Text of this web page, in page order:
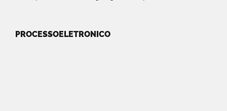
PROCESSOELETRONICO